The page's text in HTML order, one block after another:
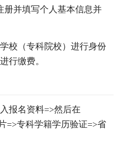
册并填写个人基本信息并
校（专科院校）进行身份
行缴费。
报名资料=>然后在
=>专科学籍学历验证=>省